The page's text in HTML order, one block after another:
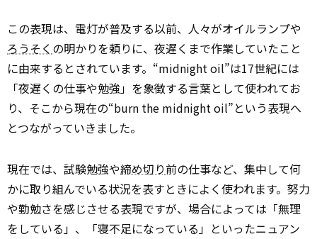
この表現は、電灯が普及する以前、人々がオイルランプや
ろうそく の明かりを頼りに、夜遅くまで作業していたこと
に由来するとされています。“midnight oil”は17世紀には
「夜遅くの仕事や勉強」を象徴する言葉として使われてお
り、そこから現在の“burn the midnight oil”という表現へ
とつながっていきました。
現在では、試験勉強や締め切り前の仕事など、集中して何
かに取り組んでいる状況を表すときによく使われます。努力
や勤勉さを感じさせる表現ですが、場合によっては「無理
をしている」、「寝不足になっている」といったニュアン